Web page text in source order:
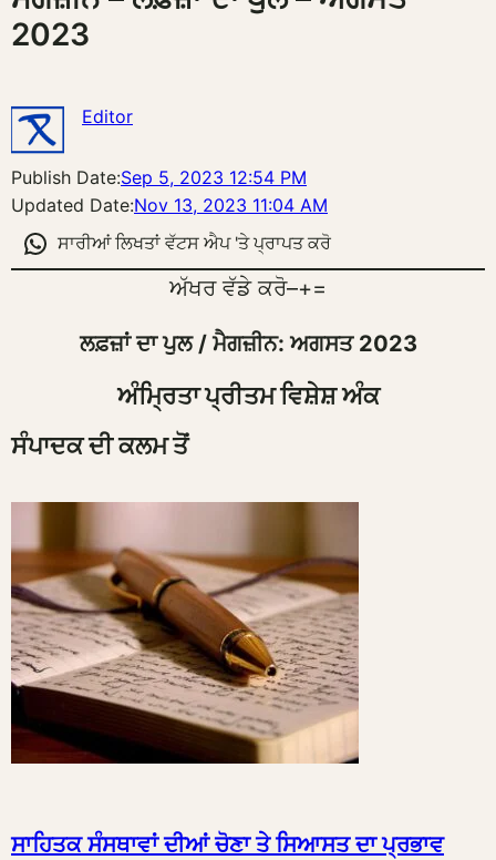
2023
Editor
Publish Date:Sep 5, 2023 12:54 PM
Updated Date:Nov 13, 2023 11:04 AM
ਸਾਰੀਆਂ ਲਿਖਤਾਂ ਵੱਟਸ ਐਪ 'ਤੇ ਪ੍ਰਾਪਤ ਕਰੋ
ਅੱਖਰ ਵੱਡੇ ਕਰੋ–+=
ਲਫ਼ਜ਼ਾਂ ਦਾ ਪੁਲ / ਮੈਗਜ਼ੀਨ: ਅਗਸਤ 2023
ਅੰਮ੍ਰਿਤਾ ਪ੍ਰੀਤਮ ਵਿਸ਼ੇਸ਼ ਅੰਕ
ਸੰਪਾਦਕ ਦੀ ਕਲਮ ਤੋਂ
ਸਾਹਿਤਕ ਸੰਸਥਾਵਾਂ ਦੀਆਂ ਚੋਣਾ ਤੇ ਸਿਆਸਤ ਦਾ ਪ੍ਰਭਾਵ